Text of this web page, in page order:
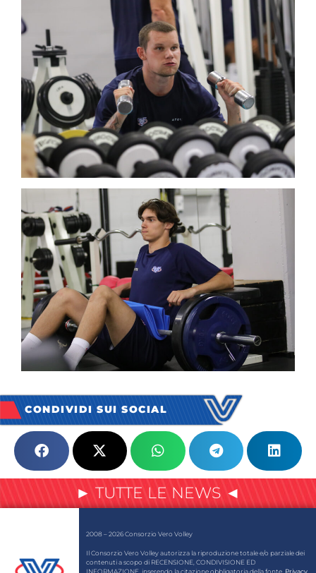
CONDIVIDI SUI SOCIAL
► TUTTE LE NEWS ◄
2008 – 2026 Consorzio Vero Volley
Il Consorzio Vero Volley autorizza la riproduzione totale e/o parziale dei
contenuti a scopo di RECENSIONE, CONDIVISIONE ED
INFORMAZIONE, inserendo la citazione obbligatoria della fonte. Privacy